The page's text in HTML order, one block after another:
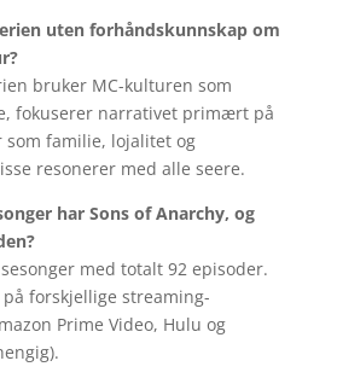
uten forhåndskunnskap om
bruker MC-kulturen som
fokuserer narrativet primært på
som familie, lojalitet og
resonerer med alle seere.
har Sons of Anarchy, og
med totalt 92 episoder.
forskjellige streaming-
Prime Video, Hulu og